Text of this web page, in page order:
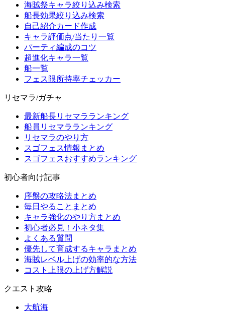
海賊祭キャラ絞り込み検索
船長効果絞り込み検索
自己紹介カード作成
キャラ評価点/当たり一覧
パーティ編成のコツ
超進化キャラ一覧
船一覧
フェス限所持率チェッカー
リセマラ/ガチャ
最新船長リセマラランキング
船員リセマラランキング
リセマラのやり方
スゴフェス情報まとめ
スゴフェスおすすめランキング
初心者向け記事
序盤の攻略法まとめ
毎日やることまとめ
キャラ強化のやり方まとめ
初心者必見！小ネタ集
よくある質問
優先して育成するキャラまとめ
海賊レベル上げの効率的な方法
コスト上限の上げ方解説
クエスト攻略
大航海